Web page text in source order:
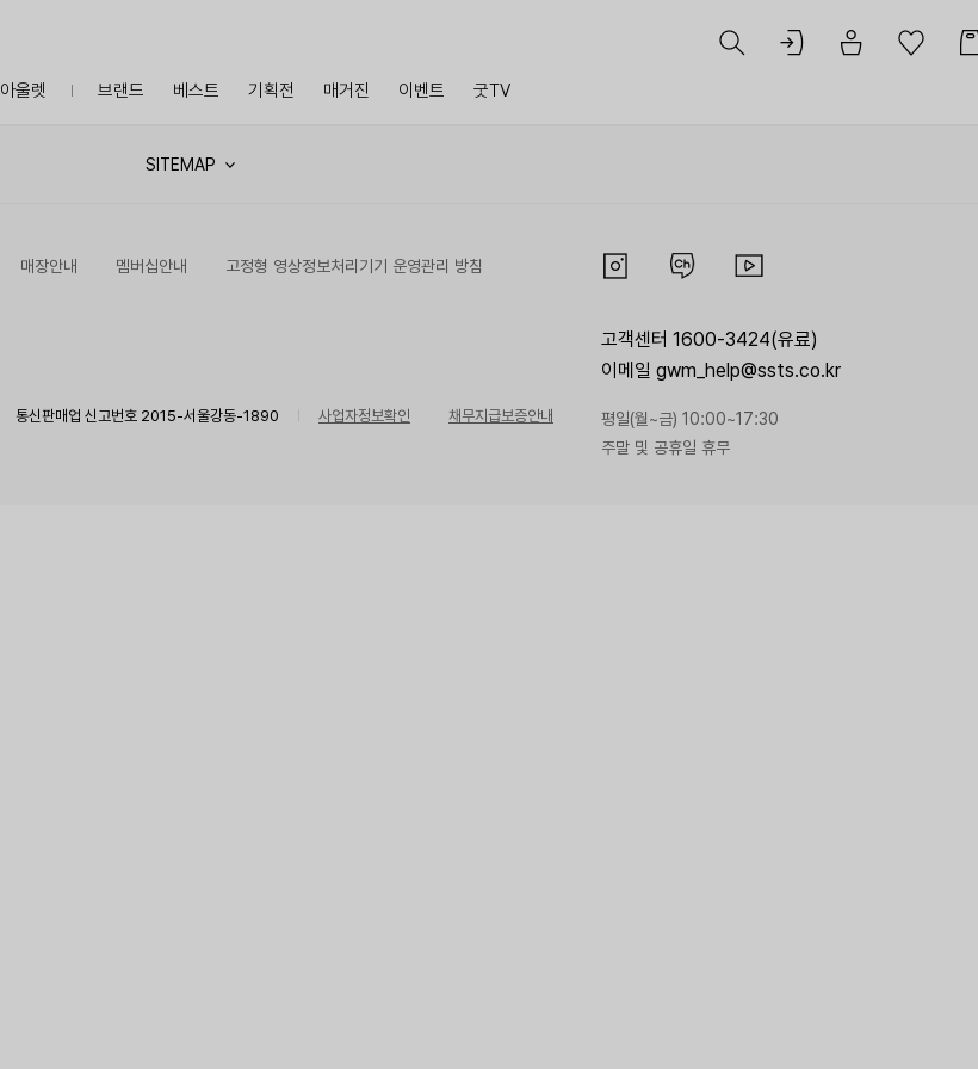
아울렛 브랜드 베스트 기획전 매거진 이벤트 굿TV
SITEMAP
매장안내 멤버십안내 고정형 영상정보처리기기 운영관리 방침
통신판매업 신고번호 2015-서울강동-1890 사업자정보확인
채무지급보증안내
고객센터 1600-3424(유료)
이메일 gwm_help@ssts.co.kr
평일(월~금) 10:00~17:30
주말 및 공휴일 휴무